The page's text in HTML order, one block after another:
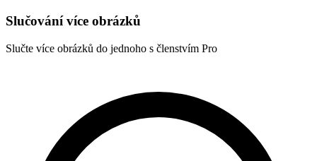
Slučování více obrázků
Slučte více obrázků do jednoho s členstvím Pro